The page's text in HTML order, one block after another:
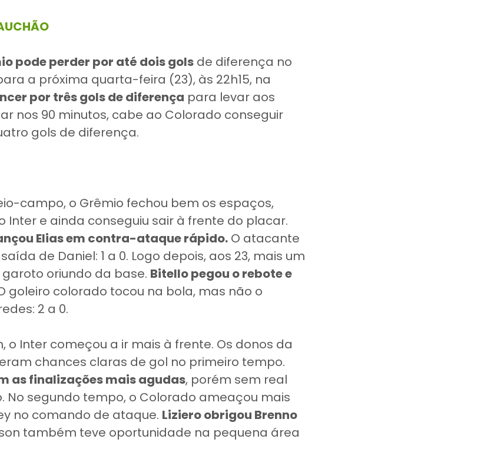
pode perder por até dois golsde diferença no
a próxima quarta-feira (23), às 22h15, na
por três gols de diferença para levar aos
nos 90 minutos, cabe ao Colorado conseguir
gols de diferença.
campo, o Grêmio fechou bem os espaços,
Inter e ainda conseguiu sair à frente do placar.
Elias em contra-ataque rápido.O atacante
de Daniel: 1 a 0. Logo depois, aos 23, mais um
oriundo da base. Bitello pegou o rebote e
goleiro colorado tocou na bola, mas não o
2 a 0.
Inter começou a ir mais à frente. Os donos da
chances claras de gol no primeiro tempo.
as finalizações mais agudas, porém sem real
No segundo tempo, o Colorado ameaçou mais
no comando de ataque. Liziero obrigou Brenno
também teve oportunidade na pequena área